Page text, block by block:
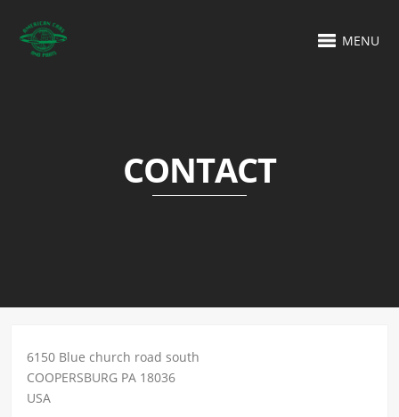
MENU
CONTACT
6150 Blue church road south
COOPERSBURG PA 18036
USA